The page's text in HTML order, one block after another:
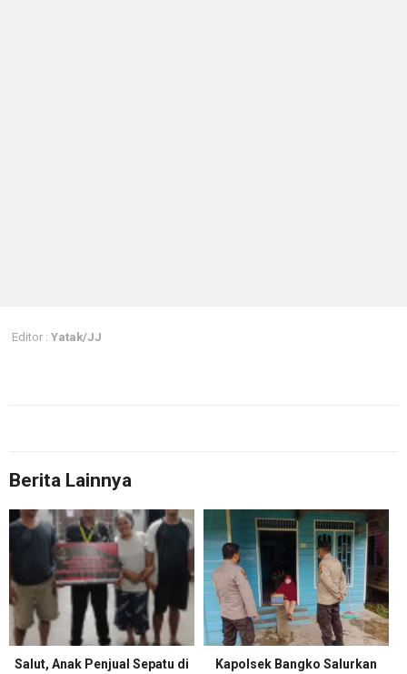
Editor : Yatak/JJ
Berita Lainnya
Salut, Anak Penjual Sepatu di
Kapolsek Bangko Salurkan